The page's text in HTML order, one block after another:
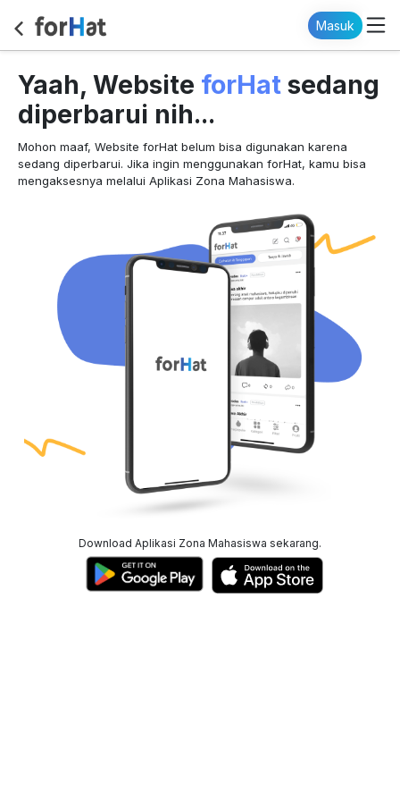
Masuk
Yaah, Website forHat sedang
diperbarui nih...
Mohon maaf, Website forHat belum bisa digunakan karena
sedang diperbarui. Jika ingin menggunakan forHat, kamu bisa
mengaksesnya melalui Aplikasi Zona Mahasiswa.
Download Aplikasi Zona Mahasiswa sekarang.